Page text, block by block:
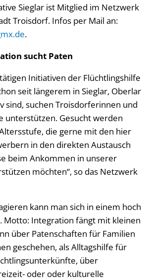
Sieglar ist Mitglied im Netzwerk
Troisdorf. Infos per Mail an:
.
sucht Paten
Initiativen der Flüchtlingshilfe
seit längerem in Sieglar, Oberlar
sind, suchen Troisdorferinnen und
unterstützen. Gesucht werden
die gerne mit den hier
in den direkten Austausch
beim Ankommen in unserer
möchten“, so das Netzwerk
kann man sich in einem hoch
Motto: Integration fängt mit kleinen
über Patenschaften für Familien
geschehen, als Alltagshilfe für
über
oder oder kulturelle